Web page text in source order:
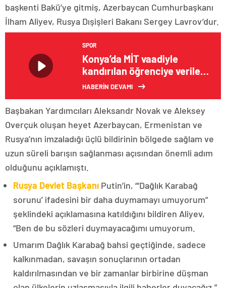
başkenti Bakü’ye gitmiş, Azerbaycan Cumhurbaşkanı
İlham Aliyev, Rusya Dışişleri Bakanı Sergey Lavrov’dur.
SPOR
Konya’da MİT vaadiyle
kandırılan öğrenciye verilen
cezalar az bulundu
HABERİN DEVAMI
Başbakan Yardımcıları Aleksandr Novak ve Aleksey
Overçuk oluşan heyet Azerbaycan, Ermenistan ve
Rusya’nın imzaladığı üçlü bildirinin bölgede sağlam ve
uzun süreli barışın sağlanması açısından önemli adım
olduğunu açıklamıştı.
Rusya Devlet Başkanı Putin’in, “‘Dağlık Karabağ
sorunu’ ifadesini bir daha duymamayı umuyorum”
şeklindeki açıklamasına katıldığını bildiren Aliyev,
“Ben de bu sözleri duymayacağımı umuyorum.
Umarım Dağlık Karabağ bahsi geçtiğinde, sadece
kalkınmadan, savaşın sonuçlarının ortadan
kaldırılmasından ve bir zamanlar birbirine düşman